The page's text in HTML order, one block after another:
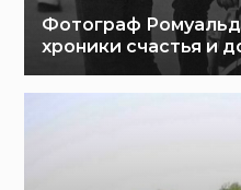
Фотограф
хроники счастья и